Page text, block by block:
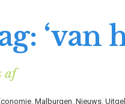
‘van
af
, Malburgen, Nieuws,